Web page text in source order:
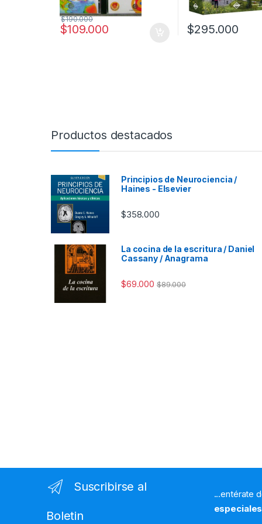
$109.000
$190.000
$295.000
Productos destacados
Principios de Neurociencia /
Haines - Elsevier
$358.000
La cocina de la escritura / Daniel
Cassany / Anagrama
$69.000 $89.000
Suscribirse al
Boletin
...entérate
especiales